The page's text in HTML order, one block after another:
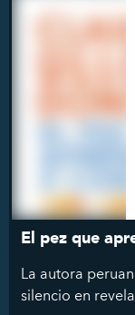
El pez que
La autora
silencio en